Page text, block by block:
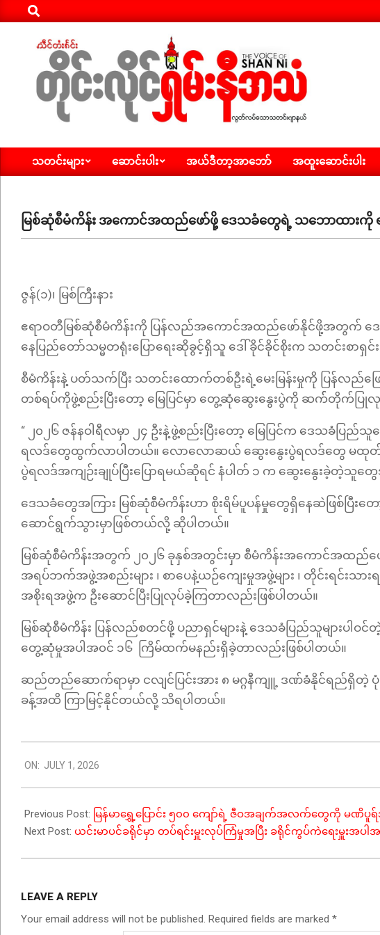
to
Search
ရှမ်း
နီ
သတင်း
Primary
သတင်းများ ဆောင်းပါး အယ်ဒီတာ့အာဘော် အထူးဆောင်းပါး
မြစ်ဆုံစီမံကိန်း အကောင်အထည်ဖော်ဖို့ ဒေသခံတွေရဲ့ သဘောထားကို
ဇွန်(၁)၊ မြစ်ကြီးနား
ဧရာဝတီမြစ်ဆုံစီမံကိန်းကို ပြန်လည်အကောင်အထည်ဖော်နိုင်ဖို့အတွက်
နေပြည်တော်သမ္မတရုံးပြောရေးဆိုခွင့်ရှိသူ ဒေါ်ခိုင်ခိုင်စိုးက သတင်းစာရှင်း
စီမံကိန်းနဲ့ ပတ်သက်ပြီး သတင်းထောက်တစ်ဦးရဲ့မေးမြန်းမှုကို ပြန်လည်
တစ်ရပ်ကိုဖွဲ့စည်းပြီးတော့ မြေပြင်မှာ တွေ့ဆုံဆွေးနွေးပွဲကို ဆက််တိုက်
“ ၂၀၂၆ ဇန်နဝါရီလမှာ ၂၄ ဦးနဲ့ဖွဲ့စည်းပြီးတော့ မြေပြင်က ဒေသခံ
ရလဒ်တွေထွက်လာပါတယ်။ လောလောဆယ် ဆွေးနွေးပွဲရလဒ်တွေ မထုတ်ပြန်
ပွဲရလဒ်အကျဉ်းချုပ်ပြီးပြောရမယ်ဆိုရင် နံပါတ် ၁ က ဆွေးနွေးခဲ့တဲ့သူတွ
ဒေသခံတွေအကြား မြစ်ဆုံစီမံကိန်းဟာ စိုးရိမ်ပူပန်မှုတွေရှိနေဆဲဖြစ်ပြီးတ
ဆောင်ရွက်သွားမှာဖြစ်တယ်လို့ ဆိုပါတယ်။
မြစ်ဆုံစီမံကိန်းအတွက် ၂၀၂၆ ခုနှစ်အတွင်းမှာ စီမံကိန်းအကောင်အထည်ဖော်
အရပ်ဘက်အဖွဲ့အစည်းများ ၊ စာပေနဲ့ယဉ်ကျေးမှုအဖွဲ့များ ၊ တိုင်းရင်းသ
အစိုးရအဖွဲ့က ဦးဆောင်ပြီးပြုလုပ်ခဲ့ကြတာလည်းဖြစ်ပါတယ်။
မြစ်ဆုံစီမံကိန်း ပြန်လည်စတင်ဖို့ ပညာရှင်များနဲ့ ဒေသခံပြည်သူများပ
တွေ့ဆုံမှုအပါအ၀င် ၁၆ ကြိမ်ထက်မနည်းရှိခဲ့တာလည်းဖြစ်ပါတယ်။
ဆည်တည်ဆောက်ရာမှာ ငလျင်ပြင်းအား ၈ မဂ္ဂနီကျူ့ ဒဏ်ခံနိုင်ရည်ရှိတဲ့ ပုံ
ခန့်အထိ ကြာမြင့်နိုင်တယ်လို့ သိရပါတယ်။
07-
01
ON: JULY 1, 2026
Previous Post: မြန်မာရွှေ့ပြောင်း ၅၀၀ ကျော်ရဲ့ ဇီဝအချက်အလက်တွေကို မဏိ
Next Post: ယင်းမာပင်ခရိုင်မှာ တပ်ရင်းမှူးလုပ်ကြံမှုအပြီး ခရိုင်ကွပ်ကဲရေးမှူးအပါ
LEAVE A REPLY
Your email address will not be published. Required fields are marked *